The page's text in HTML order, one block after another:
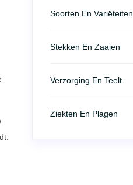
Soorten En Variëteiten
Stekken En Zaaien
Verzorging En Teelt
Ziekten En Plagen